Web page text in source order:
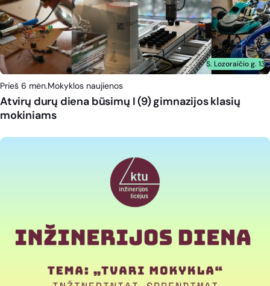
S. Lozoraičio g. 13
Prieš 6 mėn.Mokyklos naujienos
Atvirų durų diena būsimų I (9) gimnazijos klasių
mokiniams